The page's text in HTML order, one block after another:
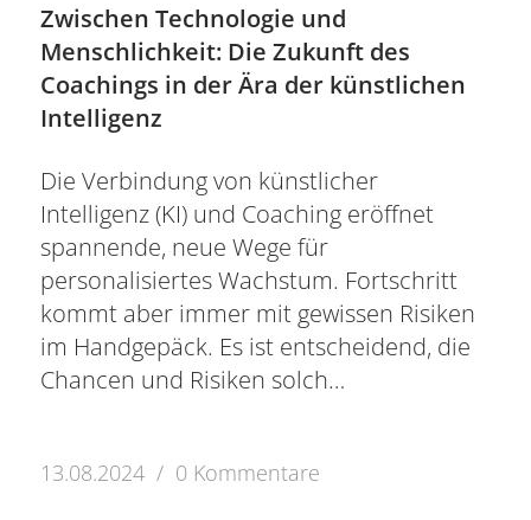
Zwischen Technologie und
Menschlichkeit: Die Zukunft des
Coachings in der Ära der künstlichen
Intelligenz
Die Verbindung von künstlicher
Intelligenz (KI) und Coaching eröffnet
spannende, neue Wege für
personalisiertes Wachstum. Fortschritt
kommt aber immer mit gewissen Risiken
im Handgepäck. Es ist entscheidend, die
Chancen und Risiken solch…
13.08.2024 / 0 Kommentare